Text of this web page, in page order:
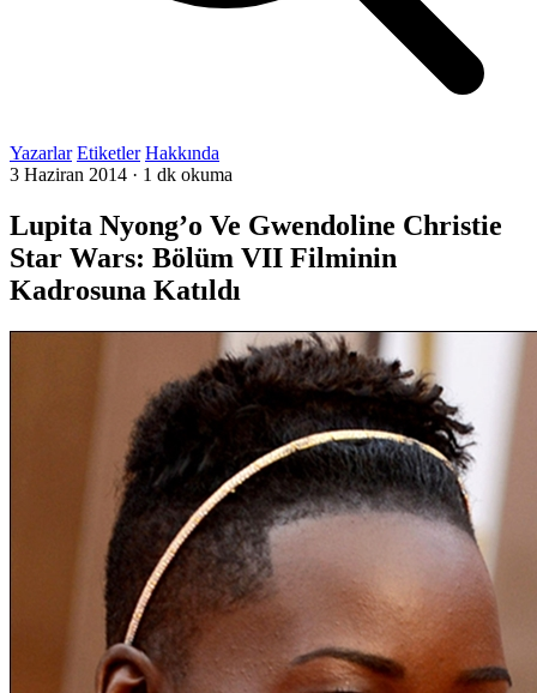
Yazarlar Etiketler Hakkında
3 Haziran 2014 · 1 dk okuma
Lupita Nyong’o Ve Gwendoline Christie
Star Wars: Bölüm VII Filminin
Kadrosuna Katıldı